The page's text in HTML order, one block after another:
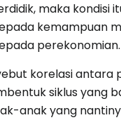
maka kondisi
kemampuan
perekonomian.
korelasi antara
siklus yang
anak yang